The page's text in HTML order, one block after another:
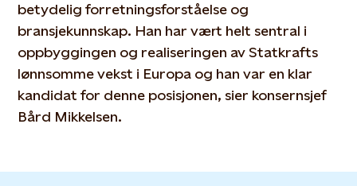
betydelig forretningsforståelse og
bransjekunnskap. Han har vært helt sentral i
oppbyggingen og realiseringen av Statkrafts
lønnsomme vekst i Europa og han var en klar
kandidat for denne posisjonen, sier konsernsjef
Bård Mikkelsen.